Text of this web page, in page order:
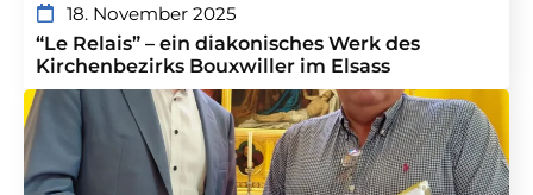
18. November 2025
“Le Relais” – ein diakonisches Werk des
Kirchenbezirks Bouxwiller im Elsass